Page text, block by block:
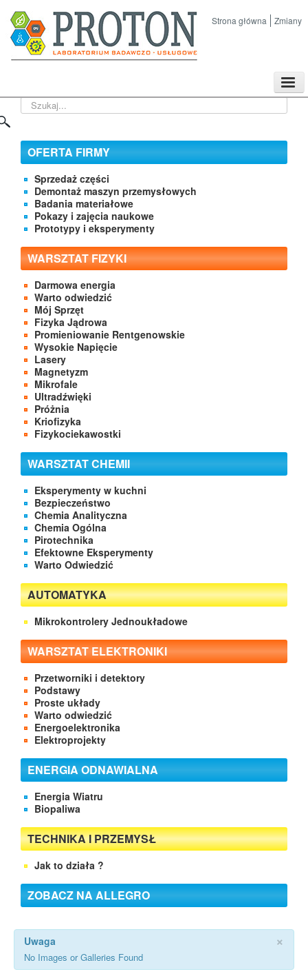
Strona główna Zmiany
Kontakt
Szukaj...
OFERTA FIRMY
Sprzedaż części
Demontaż maszyn przemysłowych
Badania materiałowe
Pokazy i zajęcia naukowe
Prototypy i eksperymenty
WARSZTAT FIZYKI
Darmowa energia
Warto odwiedzić
Mój Sprzęt
Fizyka Jądrowa
Promieniowanie Rentgenowskie
Wysokie Napięcie
Lasery
Magnetyzm
Mikrofale
Ultradźwięki
Próżnia
Kriofizyka
Fizykociekawostki
WARSZTAT CHEMII
Eksperymenty w kuchni
Bezpieczeństwo
Chemia Analityczna
Chemia Ogólna
Pirotechnika
Efektowne Eksperymenty
Warto Odwiedzić
AUTOMATYKA
Mikrokontrolery Jednoukładowe
WARSZTAT ELEKTRONIKI
Przetworniki i detektory
Podstawy
Proste układy
Warto odwiedzić
Energoelektronika
Elektroprojekty
ENERGIA ODNAWIALNA
Energia Wiatru
Biopaliwa
TECHNIKA I PRZEMYSŁ
Jak to działa ?
ZOBACZ NA ALLEGRO
×
Uwaga
No Images or Galleries Found